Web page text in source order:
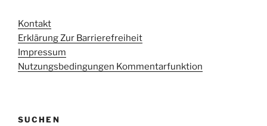
Kontakt
Erklärung Zur Barrierefreiheit
Impressum
Nutzungsbedingungen Kommentarfunktion
SUCHEN